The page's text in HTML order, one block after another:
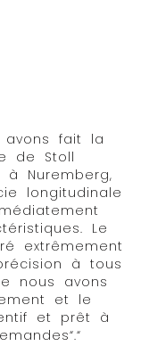
avons fait la
de Stoll
Nuremberg,
longitudinale
Le
extrêmement
à tous
nous avons
et le
et prêt à